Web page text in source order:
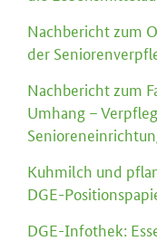
Nachbericht zum
der
Nachbericht zum
Umhang –
Kuhmilch und
DGE-
DGE-Infothek: